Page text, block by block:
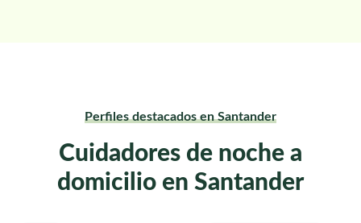
Perfiles destacados en Santander
Cuidadores de noche a
domicilio en Santander